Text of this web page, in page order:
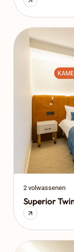
2 volwassenen
Superior